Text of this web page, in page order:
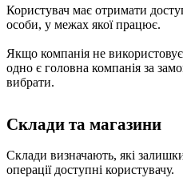
Користувач має отримати
особи, у межах якої працює.
Якщо компанія не використовує
одно є головна компанія за
вибрати.
Склади та магазини
Склади визначають, які
операції доступні користувачу.